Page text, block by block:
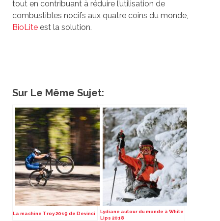
tout en contribuant à réduire l’utilisation de
combustibles nocifs aux quatre coins du monde,
BioLiteest la solution.
Sur Le Même Sujet:
La machine Troy 2019 de Devinci
Lydiane autour du monde à White
Lips 2018